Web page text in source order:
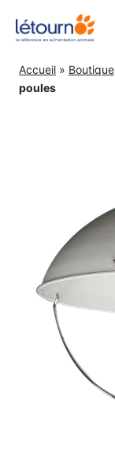
Accueil » Boutique
poules